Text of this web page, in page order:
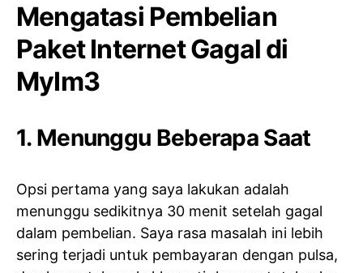
Mengatasi Pembelian
Paket Internet Gagal di
MyIm3
1. Menunggu Beberapa Saat
Opsi pertama yang saya lakukan adalah
menunggu sedikitnya 30 menit setelah gagal
dalam pembelian. Saya rasa masalah ini lebih
sering terjadi untuk pembayaran dengan pulsa,